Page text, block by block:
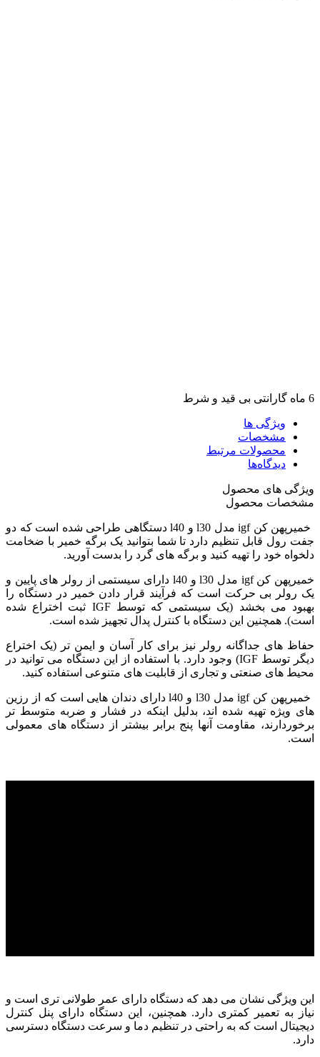
6 ماه گارانتی بی قید و شرط
ویژگی ها
مشخصات
محصولات مرتبط
دیدگاه‌ها
ویژگی های محصول
مشخصات محصول
خمیرپهن کن igf مدل l30 و l40 دستگاهی طراحی شده است که دو
جفت رول قابل تنظیم دارد تا شما بتوانید یک برگه خمیر با ضخامت
دلخواه خود را تهیه کنید و برگه های گرد را بدست آورید.
خمیرپهن کن igf مدل l30 و l40 دارای سیستمی از رولر های پایین و
یک رولر بی حرکت است که فرآیند قرار دادن خمیر در دستگاه را
بهبود می بخشد (یک سیستمی که توسط IGF ثبت اختراع شده
است). همچنین این دستگاه با کنترل پدال تجهیز شده است.
حفاظ های جداگانه رولر نیز برای کار آسان و ایمن تر (یک اختراع
دیگر توسط IGF) وجود دارد. با استفاده از این دستگاه می توانید در
محیط های صنعتی و تجاری از قابلیت های متنوعی استفاده کنید.
خمیرپهن کن igf مدل l30 و l40 دارای دندان هایی است که از رزین
های ویژه تهیه شده اند، بدلیل اینکه در فشار و ضربه متوسط تر
برخوردارند، مقاومت آنها پنج برابر بیشتر از دستگاه های معمولی
است.
این ویژگی نشان می دهد که دستگاه دارای عمر طولانی تری است و
نیاز به تعمیر کمتری دارد. همچنین، این دستگاه دارای پنل کنترل
دیجیتال است که به راحتی در تنظیم دما و سرعت دستگاه دسترسی
دارد.